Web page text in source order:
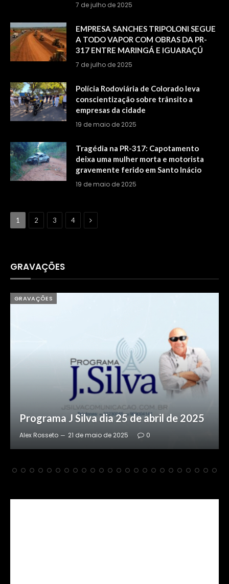
7 de julho de 2025
EMPRESA SANCHES TRIPOLONI SEGUE
A TODO VAPOR COM OBRAS DA PR-
317 ENTRE MARINGÁ E IGUARAÇÚ
7 de julho de 2025
Polícia Rodoviária de Colorado leva
conscientização sobre trânsito a
empresas da cidade
19 de maio de 2025
Tragédia na PR-317: Capotamento
deixa uma mulher morta e motorista
gravemente ferido em Santo Inácio
19 de maio de 2025
1 2 3 4 Next
GRAVAÇÕES
GRAVAÇÕES
Programa J Silva dia 24 de abril de 2025
Alex Rosseto 20 de maio de 2025 0